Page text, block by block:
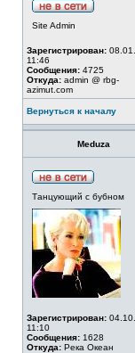
Site Admin
Зарегистрирован:
11:46
Сообщения: 4725
Откуда: admin @ rbg-
azimut.com
Вернуться к началу
Meduza
Танцующий с бубном
Зарегистрирован:
11:10
Сообщения: 1628
Откуда: Река Океан